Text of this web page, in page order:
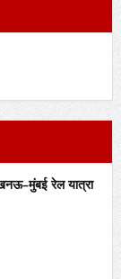
रेल यात्रा